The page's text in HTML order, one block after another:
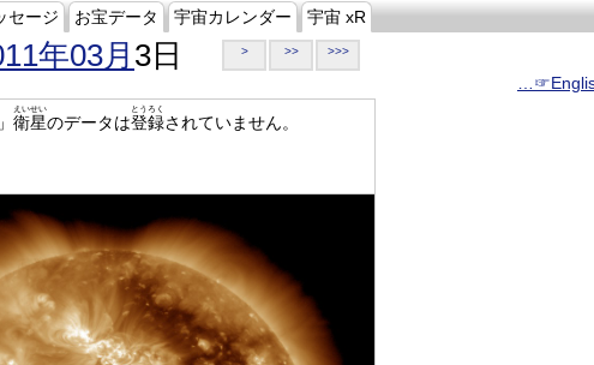
セージ お宝データ 宇宙カレンダー 宇宙 xR
年03月 3日 > >> >>>
衛星
えいせい
のデータは登録
とうろく
されていません。